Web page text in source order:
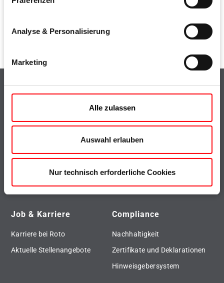
Analyse & Personalisierung
Marketing
Alle zulassen
Auswahl erlauben
Nur technisch erforderliche Cookies
Produktfinder
Referenzen
Fenster- und Türenservice
Job & Karriere
Karriere bei Roto
Aktuelle Stellenangebote
Compliance
Nachhaltigkeit
Zertifikate und Deklarationen
Hinweisgebersystem